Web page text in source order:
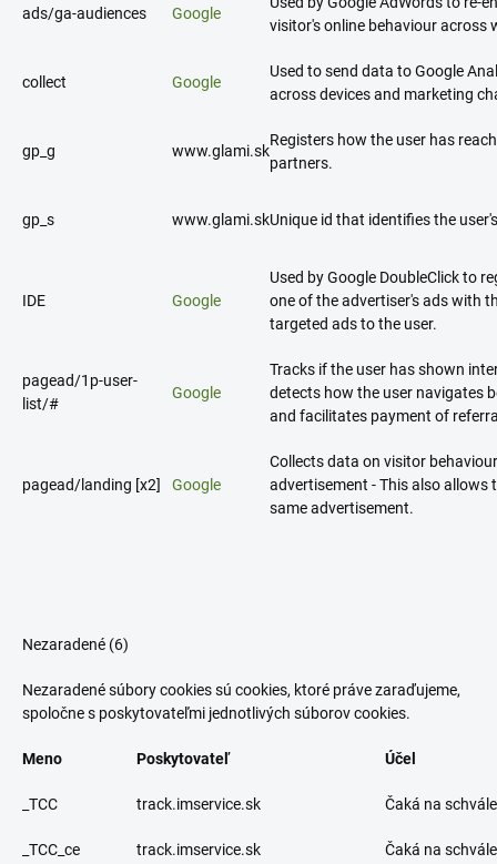
ads/ga-audiences Google
visitor's online behaviour across
collect Google
Used to send data to Google
across devices and marketing
gp_g www.glami.sk
Registers how the user has
partners.
gp_s www.glami.skUnique id that identifies the
IDE Google
Used by Google DoubleClick to
one of the advertiser's ads with
targeted ads to the user.
pagead/1p-user-
list/#
Google
Tracks if the user has shown
detects how the user navigates
and facilitates payment of
pagead/landing [x2] Google
Collects data on visitor
advertisement - This also
same advertisement.
Nezaradené (6)
Nezaradené súbory cookies sú cookies, ktoré práve zaraďujeme,
spoločne s poskytovateľmi jednotlivých súborov cookies.
Meno Poskytovateľ Účel
_TCC track.imservice.sk Čaká na
_TCC_ce track.imservice.sk Čaká na